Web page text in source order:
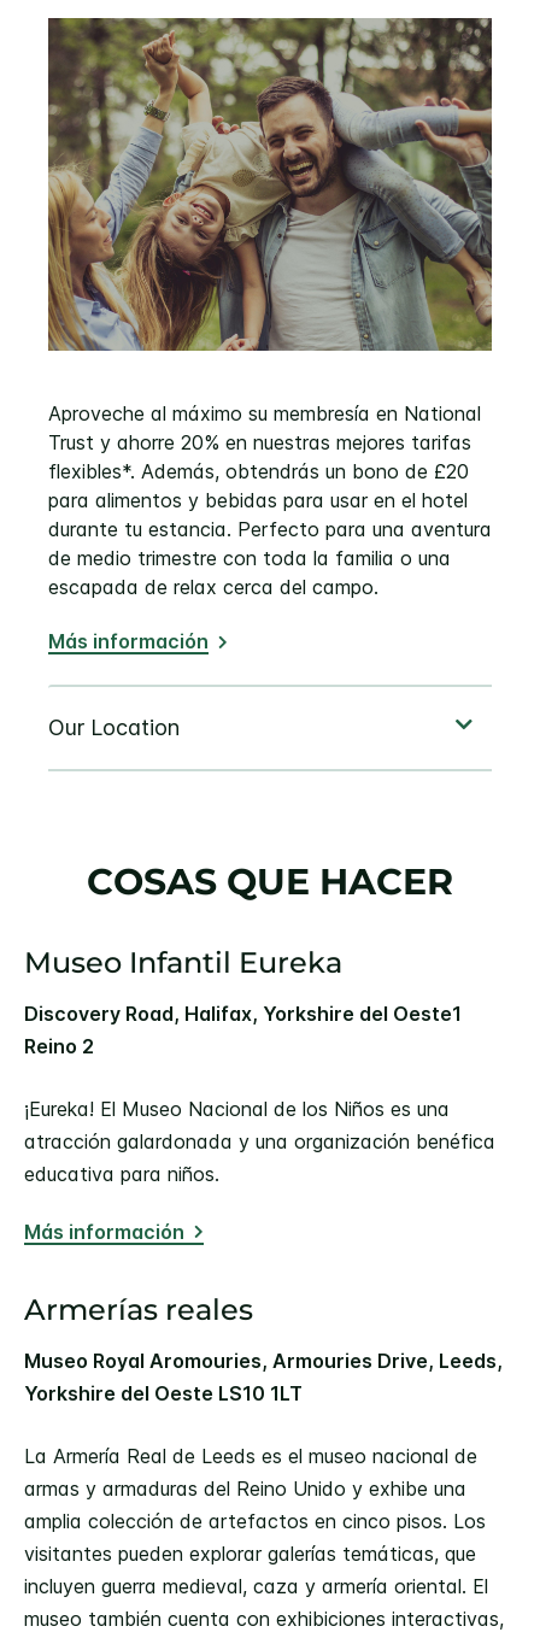
Aproveche al máximo su membresía en National
Trust y ahorre 20% en nuestras mejores tarifas
flexibles*. Además, obtendrás un bono de £20
para alimentos y bebidas para usar en el hotel
durante tu estancia. Perfecto para una aventura
de medio trimestre con toda la familia o una
escapada de relax cerca del campo.
Más información
COSAS QUE HACER
Museo Infantil Eureka
Discovery Road, Halifax, Yorkshire del Oeste1
Reino 2
¡Eureka! El Museo Nacional de los Niños es una
atracción galardonada y una organización benéfica
educativa para niños.
Más información
Armerías reales
Museo Royal Aromouries, Armouries Drive, Leeds,
Yorkshire del Oeste LS10 1LT
La Armería Real de Leeds es el museo nacional de
armas y armaduras del Reino Unido y exhibe una
amplia colección de artefactos en cinco pisos. Los
visitantes pueden explorar galerías temáticas, que
incluyen guerra medieval, caza y armería oriental. El
museo también cuenta con exhibiciones interactivas,